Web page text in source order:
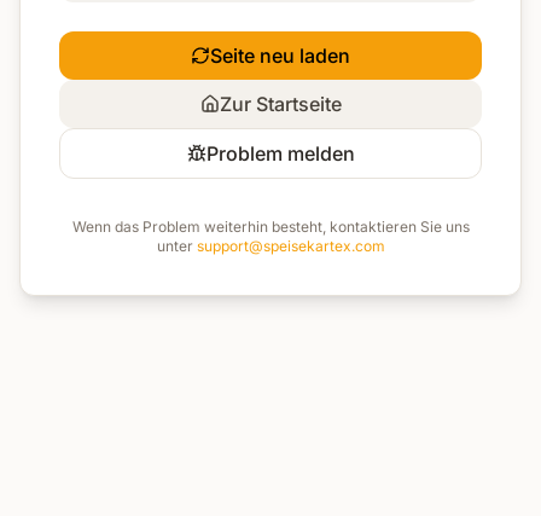
Seite neu laden
Zur Startseite
Problem melden
Wenn das Problem weiterhin besteht, kontaktieren Sie uns
unter support@speisekartex.com